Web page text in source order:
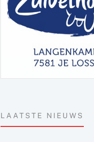
LAATSTE NIEUWS